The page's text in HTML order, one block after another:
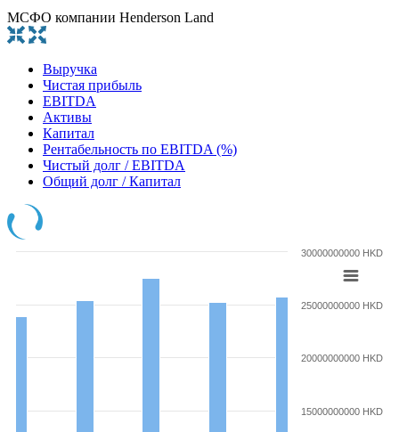
МСФО компании Henderson Land
Выручка
Чистая прибыль
EBITDA
Активы
Капитал
Рентабельность по EBITDA (%)
Чистый долг / EBITDA
Общий долг / Капитал
15000000000 HKD
20000000000 HKD
25000000000 HKD
30000000000 HKD